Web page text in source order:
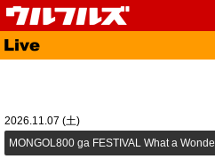
Top
Profile
Fanclub
2026.11.07 (土)
MONGOL800 ga FESTIVAL What a